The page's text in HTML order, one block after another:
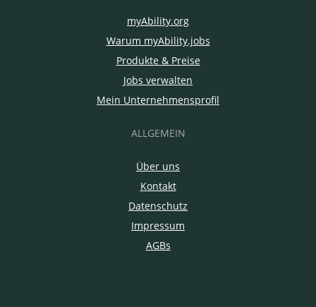
myAbility.org
Warum myAbility.jobs
Produkte & Preise
Jobs verwalten
Mein Unternehmensprofil
ALLGEMEIN
Über uns
Kontakt
Datenschutz
Impressum
AGBs